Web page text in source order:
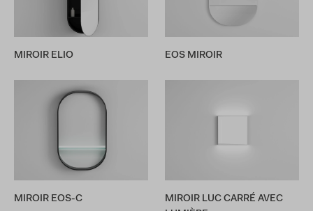
MIROIR ELIO EOS MIROIR
MIROIR EOS-C
MIROIR LUC CARRÉ AVEC